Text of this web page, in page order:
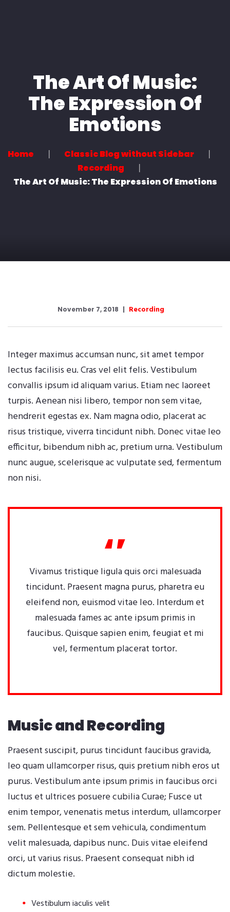
Services
News
Contact
The Art Of Music:
The Expression Of
Emotions
Home
Classic Blog without Sidebar
Recording
The Art Of Music: The Expression Of Emotions
November 7, 2018 Recording
Integer maximus accumsan nunc, sit amet tempor
lectus facilisis eu. Cras vel elit felis. Vestibulum
convallis ipsum id aliquam varius. Etiam nec laoreet
turpis. Aenean nisi libero, tempor non sem vitae,
hendrerit egestas ex. Nam magna odio, placerat ac
risus tristique, viverra tincidunt nibh. Donec vitae leo
efficitur, bibendum nibh ac, pretium urna. Vestibulum
nunc augue, scelerisque ac vulputate sed, fermentum
non nisi.
Vivamus tristique ligula quis orci malesuada
tincidunt. Praesent magna purus, pharetra eu
eleifend non, euismod vitae leo. Interdum et
malesuada fames ac ante ipsum primis in
faucibus. Quisque sapien enim, feugiat et mi
vel, fermentum placerat tortor.
Music and Recording
Praesent suscipit, purus tincidunt faucibus gravida,
leo quam ullamcorper risus, quis pretium nibh eros ut
purus. Vestibulum ante ipsum primis in faucibus orci
luctus et ultrices posuere cubilia Curae; Fusce ut
enim tempor, venenatis metus interdum, ullamcorper
sem. Pellentesque et sem vehicula, condimentum
velit malesuada, dapibus nunc. Duis vitae eleifend
orci, ut varius risus. Praesent consequat nibh id
dictum molestie.
Vestibulum iaculis velit